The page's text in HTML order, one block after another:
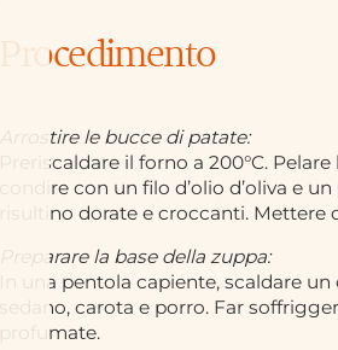
Procedimento
Arrostire le bucce di patate:
Preriscaldare il forno a 200°C.
condire con un filo d’olio d’oliva e
risultino dorate e croccanti.
Preparare la base della zuppa:
In una pentola capiente, scaldare
sedano, carota e porro. Far
profumate.